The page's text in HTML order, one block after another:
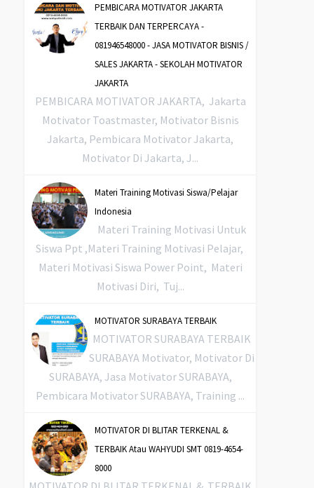
PEMBICARA MOTIVATOR JAKARTA
TERBAIK DAN TERPERCAYA -
081946548000 - JASA MOTIVATOR BISNIS /
SALES JAKARTA - SEKOLAH MOTIVATOR
JAKARTA
PEMBICARA MOTIVATOR JAKARTA, Jakarta
Motivator Toastmaster, Motivator Bisnis
Jakarta, Pembicara Motivator Jakarta,
Motivator Di Jakarta, J...
Materi Training Motivasi Siswa/Pelajar
Indonesia
Materi Training Motivasi Untuk
Siswa Ppt ,Materi Training Motivasi Pelajar,
Materi Motivasi Siswa Power Point, Materi
Motivasi Diri, Tuj...
MOTIVATOR SURABAYA TERBAIK
MOTIVATOR SURABAYA TERBAIK
SURABAYA Motivator, Motivator Di
SURABAYA, Jasa Motivator SURABAYA,
Pembicara Motivator SURABAYA, Training ...
MOTIVATOR DI BLITAR TERKENAL &
TERBAIK Atau WAHYUDI SMT 0819-4654-
8000